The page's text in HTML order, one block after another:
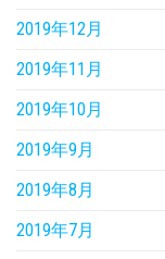
2019年12月
2019年11月
2019年10月
2019年9月
2019年8月
2019年7月